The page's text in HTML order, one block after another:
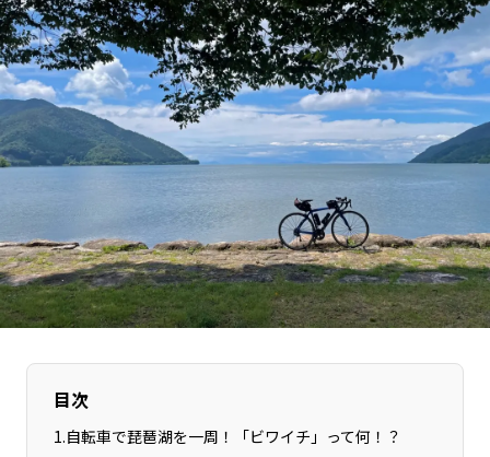
富山エリア
石川エリア
福井エリア
山梨エリア
長野エリア
岐阜エリア
静岡エリア
愛知エリア
三重エリア
滋賀エリア
京都エリア
堺・泉州エリア
河内エリア
兵庫エリア
奈良エリア
和歌山エリア
鳥取エリア
島根エリア
香川エリア
高知エリア
福岡エリア
目次
1.自転車で琵琶湖を一周！「ビワイチ」って何！？